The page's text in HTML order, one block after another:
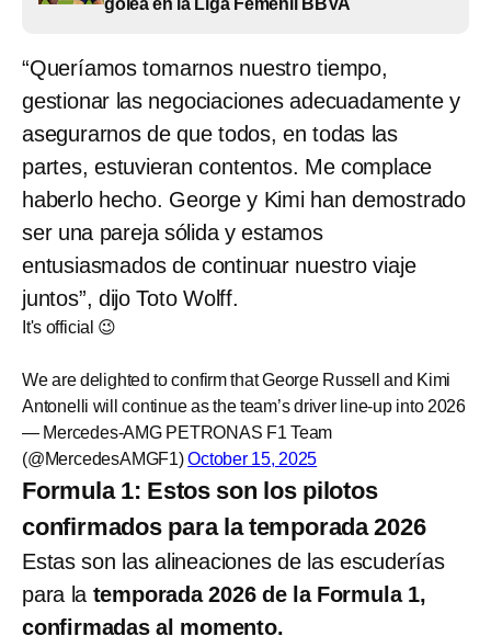
golea en la Liga Femenil BBVA
“Queríamos tomarnos nuestro tiempo,
gestionar las negociaciones adecuadamente y
asegurarnos de que todos, en todas las
partes, estuvieran contentos. Me complace
haberlo hecho. George y Kimi han demostrado
ser una pareja sólida y estamos
entusiasmados de continuar nuestro viaje
juntos”, dijo Toto Wolff.
It's official 😉
We are delighted to confirm that George Russell and Kimi
Antonelli will continue as the team’s driver line-up into 2026
— Mercedes-AMG PETRONAS F1 Team
(@MercedesAMGF1)October 15, 2025
Formula 1: Estos son los pilotos
confirmados para la temporada 2026
Estas son las alineaciones de las escuderías
para la temporada 2026 de la Formula 1,
confirmadas al momento.